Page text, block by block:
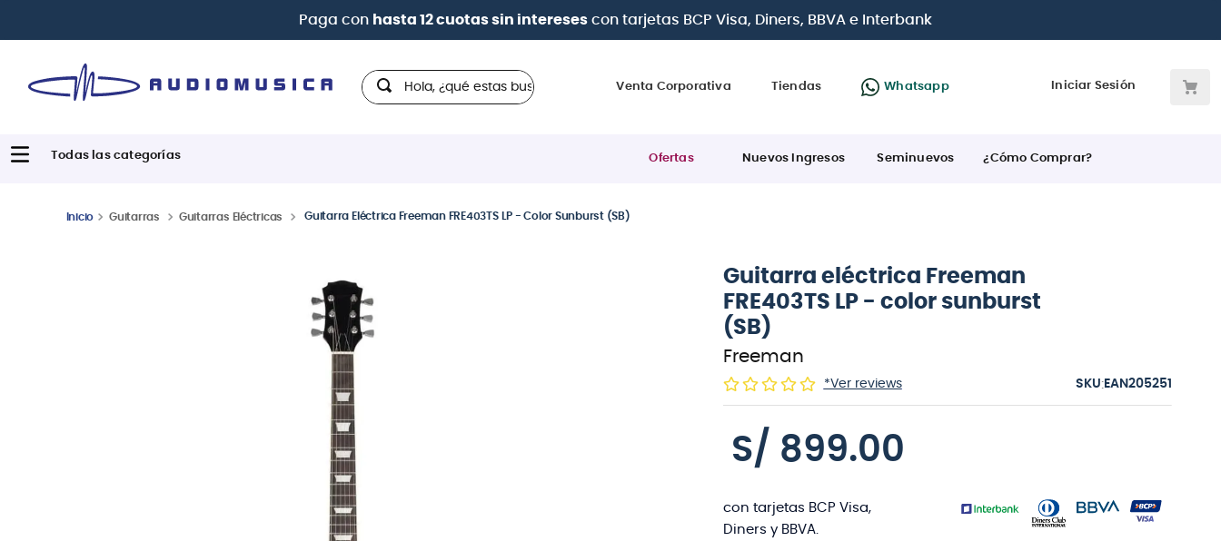
| Paga en cuotasdesde 0% de interés
Hola, ¿qué estas buscando?
Venta Corporativa Tiendas Whatsapp Iniciar Sesión
Ofertas Nuevos Ingresos Seminuevos ¿Cómo Comprar?
Guitarras Guitarras Eléctricas Guitarra Eléctrica Freeman FRE403TS LP - Color Sunburst (SB)
Guitarra eléctrica Freeman
FRE403TS LP - color sunburst
(SB)
Freeman
*Ver reviews :EAN205251
S/ 899.00
con tarjetas BCP Visa,
Diners y BBVA.